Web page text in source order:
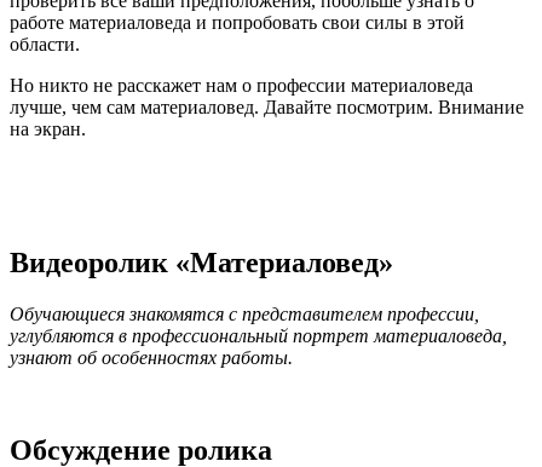
работе материаловеда и попробовать свои силы в этой
области.
Но никто не расскажет нам о профессии материаловеда
лучше, чем сам материаловед. Давайте посмотрим. Внимание
на экран.
Видеоролик «Материаловед»
Обучающиеся знакомятся с представителем профессии,
углубляются в профессиональный портрет материаловеда,
узнают об особенностях работы.
Обсуждение ролика